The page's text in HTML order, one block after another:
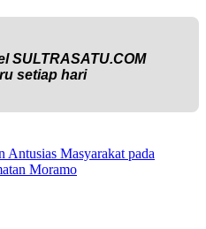
SULTRASATU.COM
setiap hari
Antusias Masyarakat pada
Moramo